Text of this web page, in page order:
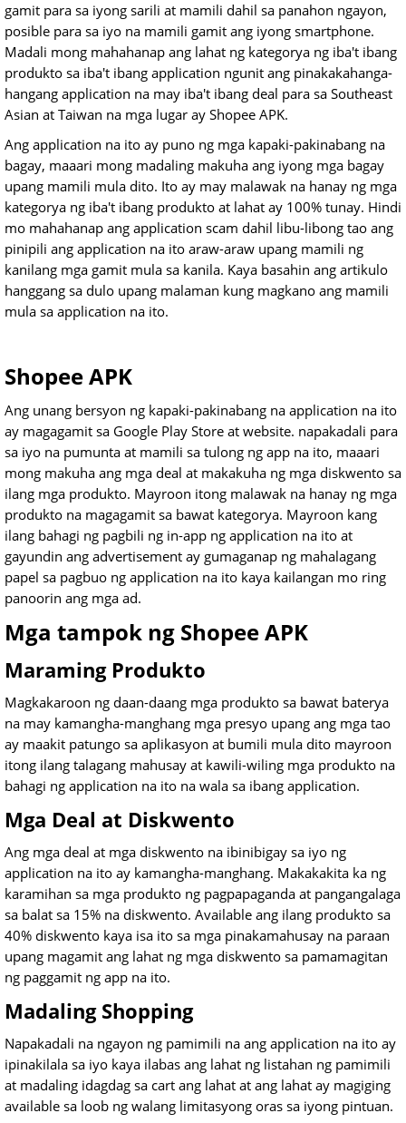
gamit para sa iyong sarili at mamili dahil sa panahon ngayon,
posible para sa iyo na mamili gamit ang iyong smartphone.
Madali mong mahahanap ang lahat ng kategorya ng iba't ibang
produkto sa iba't ibang application ngunit ang pinakakahanga-
hangang application na may iba't ibang deal para sa Southeast
Asian at Taiwan na mga lugar ay Shopee APK.
Ang application na ito ay puno ng mga kapaki-pakinabang na
bagay, maaari mong madaling makuha ang iyong mga bagay
upang mamili mula dito. Ito ay may malawak na hanay ng mga
kategorya ng iba't ibang produkto at lahat ay 100% tunay. Hindi
mo mahahanap ang application scam dahil libu-libong tao ang
pinipili ang application na ito araw-araw upang mamili ng
kanilang mga gamit mula sa kanila. Kaya basahin ang artikulo
hanggang sa dulo upang malaman kung magkano ang mamili
mula sa application na ito.
Shopee APK
Ang unang bersyon ng kapaki-pakinabang na application na ito
ay magagamit sa Google Play Store at website. napakadali para
sa iyo na pumunta at mamili sa tulong ng app na ito, maaari
mong makuha ang mga deal at makakuha ng mga diskwento sa
ilang mga produkto. Mayroon itong malawak na hanay ng mga
produkto na magagamit sa bawat kategorya. Mayroon kang
ilang bahagi ng pagbili ng in-app ng application na ito at
gayundin ang advertisement ay gumaganap ng mahalagang
papel sa pagbuo ng application na ito kaya kailangan mo ring
panoorin ang mga ad.
Mga tampok ng Shopee APK
Maraming Produkto
Magkakaroon ng daan-daang mga produkto sa bawat baterya
na may kamangha-manghang mga presyo upang ang mga tao
ay maakit patungo sa aplikasyon at bumili mula dito mayroon
itong ilang talagang mahusay at kawili-wiling mga produkto na
bahagi ng application na ito na wala sa ibang application.
Mga Deal at Diskwento
Ang mga deal at mga diskwento na ibinibigay sa iyo ng
application na ito ay kamangha-manghang. Makakakita ka ng
karamihan sa mga produkto ng pagpapaganda at pangangalaga
sa balat sa 15% na diskwento. Available ang ilang produkto sa
40% diskwento kaya isa ito sa mga pinakamahusay na paraan
upang magamit ang lahat ng mga diskwento sa pamamagitan
ng paggamit ng app na ito.
Madaling Shopping
Napakadali na ngayon ng pamimili na ang application na ito ay
ipinakilala sa iyo kaya ilabas ang lahat ng listahan ng pamimili
at madaling idagdag sa cart ang lahat at ang lahat ay magiging
available sa loob ng walang limitasyong oras sa iyong pintuan.